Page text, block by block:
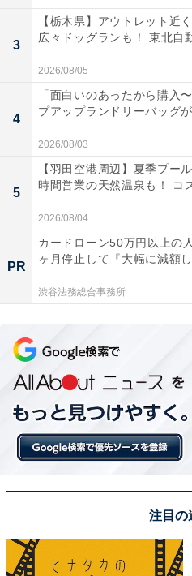
すべての湯船やシャワー
風呂上がりの肌がしっと
炭酸泉やシルク風呂、ジ
ており、90度設定の乾式
人気。
早朝7時からの朝風呂営業
間まで営業しているため
て利用しやすい。
3
【栃木県】アウトレット近
広々ドッグランも！ 東北自
2026/08/05
4
「面白いのあったから購入
プアップランドリーバッグ
2026/08/03
5
【羽田空港周辺】夏季プー
時間営業の天然温泉も！ コ
2026/08/04
PR
カードローン50万円以上の
ヶ月停止して『大幅に減額
渋谷法務総合事務所
注目の